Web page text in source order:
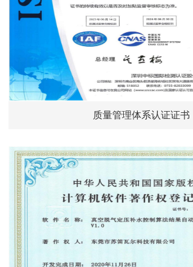
质量管理体系认证证书